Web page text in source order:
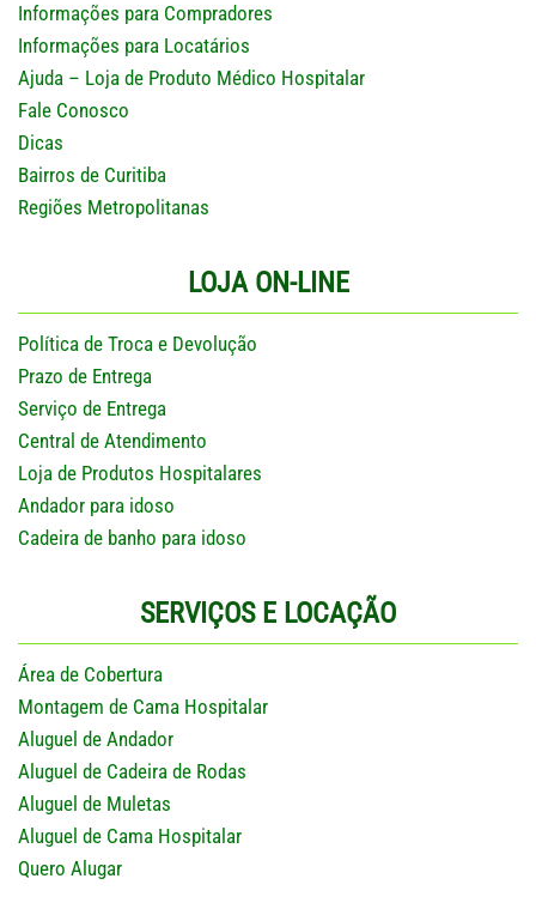
Informações para Compradores
Informações para Locatários
Ajuda – Loja de Produto Médico Hospitalar
Fale Conosco
Dicas
Bairros de Curitiba
Regiões Metropolitanas
LOJA ON-LINE
Política de Troca e Devolução
Prazo de Entrega
Serviço de Entrega
Central de Atendimento
Loja de Produtos Hospitalares
Andador para idoso
Cadeira de banho para idoso
SERVIÇOS E LOCAÇÃO
Área de Cobertura
Montagem de Cama Hospitalar
Aluguel de Andador
Aluguel de Cadeira de Rodas
Aluguel de Muletas
Aluguel de Cama Hospitalar
Quero Alugar